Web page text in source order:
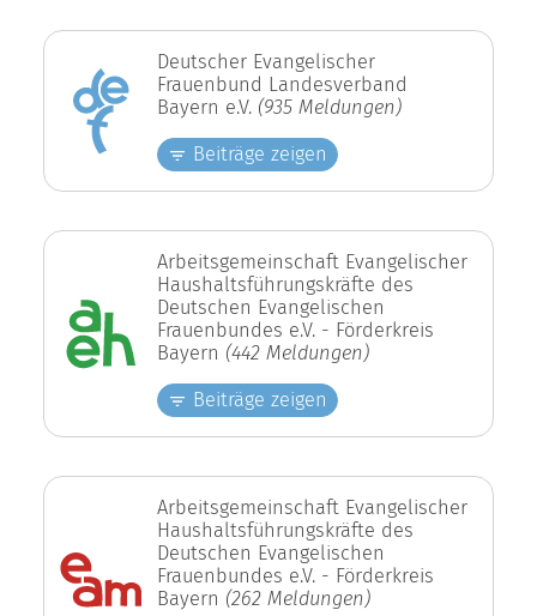
Deutscher Evangelischer
Frauenbund Landesverband
Bayern e.V. (935 Meldungen)
Beiträge zeigen
Arbeitsgemeinschaft Evangelischer
Haushaltsführungskräfte des
Deutschen Evangelischen
Frauenbundes e.V. - Förderkreis
Bayern (442 Meldungen)
Beiträge zeigen
Arbeitsgemeinschaft Evangelischer
Haushaltsführungskräfte des
Deutschen Evangelischen
Frauenbundes e.V. - Förderkreis
Bayern (262 Meldungen)